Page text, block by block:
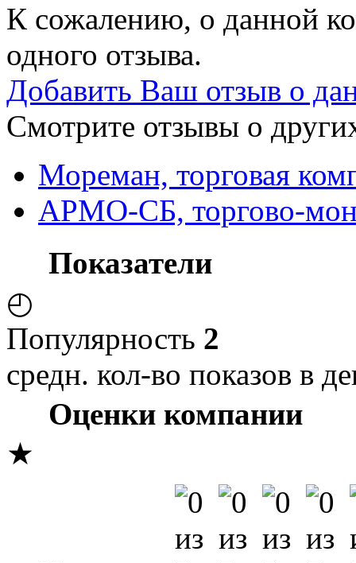
К сожалению, о данной
одного отзыва.
Добавить Ваш отзыв о
Смотрите отзывы о
Мореман, торговая
АРМО-СБ, торгово-
Показатели
◴
Популярность 2
средн. кол-во показов в
Оценки компании
★